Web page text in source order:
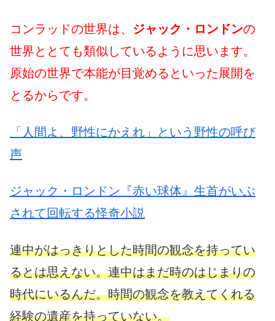
コンラッドの世界は、 ジャック・ロンドンの
世界ととても類似しているように思います。
原始の世界で本能が目覚めるといった展開を
とるからです。
「人間よ、野性にかえれ」という野性の呼び
声
ジャック・ロンドン『赤い球体』生首がいぶ
されて回転する怪奇小説
連中がはっきりとした時間の観念を持ってい
るとは思えない。連中はまだ時のはじまりの
時代にいるんだ。時間の観念を教えてくれる
経験の遺産を持っていない。